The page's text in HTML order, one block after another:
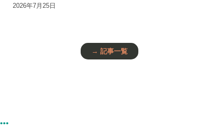
2026年7月25日
→ 記事一覧